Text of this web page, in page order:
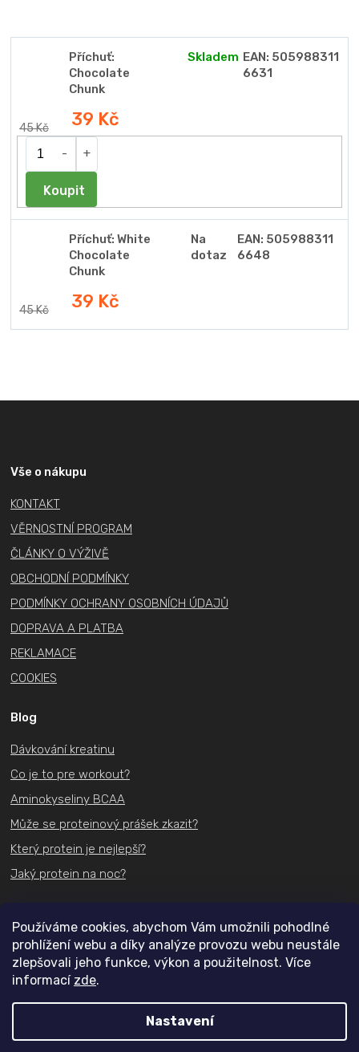
Používáme cookies, abychom Vám umožnili pohodlné
prohlížení webu a díky analýze provozu webu neustále
zlepšovali jeho funkce, výkon a použitelnost. Více
informací zde.
Nastavení
Příchuť:
Chocolate
Chunk
Skladem EAN: 505988311
6631
45 Kč 39 Kč
Do košíku
Příchuť: White
Chocolate
Chunk
Na
dotaz
EAN: 505988311
6648
45 Kč 39 Kč
Vše o nákupu
KONTAKT
VĚRNOSTNÍ PROGRAM
ČLÁNKY O VÝŽIVĚ
OBCHODNÍ PODMÍNKY
PODMÍNKY OCHRANY OSOBNÍCH ÚDAJŮ
DOPRAVA A PLATBA
REKLAMACE
COOKIES
Blog
Dávkování kreatinu
Co je to pre workout?
Aminokyseliny BCAA
Může se proteinový prášek zkazit?
Který protein je nejlepší?
Jaký protein na noc?
Kontakt
+420731 489 074
info@actifit.cz